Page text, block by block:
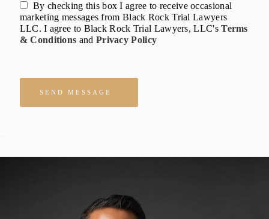
By checking this box I agree to receive occasional
marketing messages from Black Rock Trial Lawyers
LLC. I agree to Black Rock Trial Lawyers, LLC's Terms
& Conditions and Privacy Policy
Please leave this field empty.